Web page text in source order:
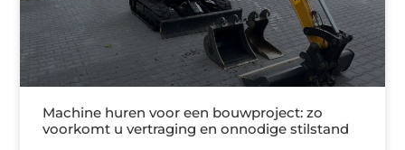
Machine huren voor een bouwproject: zo
voorkomt u vertraging en onnodige stilstand